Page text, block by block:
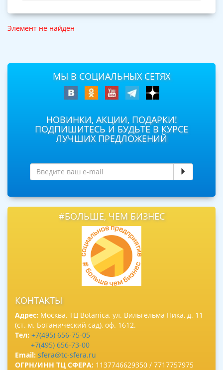
Элемент не найден
МЫ В СОЦИАЛЬНЫХ СЕТЯХ
НОВИНКИ, АКЦИИ, ПОДАРКИ!
ПОДПИШИТЕСЬ И БУДЬТЕ В КУРСЕ
ЛУЧШИХ ПРЕДЛОЖЕНИЙ
#БОЛЬШЕ, ЧЕМ БИЗНЕС
КОНТАКТЫ
Адрес: Москва, ТЦ Botanica, ул. Вильгельма Пика, д. 11
(ст. м. Ботанический сад), оф. 1612.
Тел: +7(495) 656-75-05
+7(495) 656-73-00
Email: sfera@tc-sfera.ru
ОГРН/ИНН ТЦ СФЕРА: 1137746629350 / 7717757975